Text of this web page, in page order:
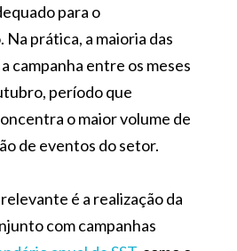
para o
prática, a maioria das
campanha entre os meses
período que
o maior volume de
de eventos do setor.
é a realização da
com campanhas